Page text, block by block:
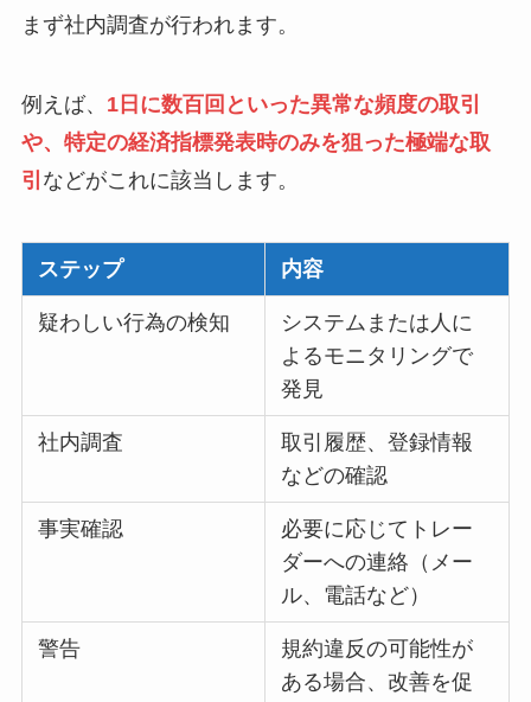
まず社内調査が行われます。
例えば、 1日に数百回といった異常な頻度の取引
や、 特定の経済指標発表時のみを狙った極端な取
引 などがこれに該当します。
ステップ 内容
疑わしい行為の検知
システムまたは人に
よるモニタリングで
発見
社内調査
取引履歴、登録情報
などの確認
事実確認
必要に応じてトレー
ダーへの連絡（メー
ル、電話など）
警告
規約違反の可能性が
ある場合、改善を促